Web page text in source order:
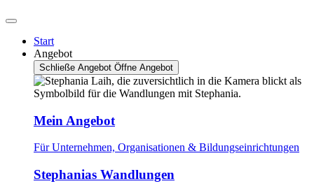
Start
Angebot
Schließe Angebot Öffne Angebot
Mein Angebot
Für Unternehmen, Organisationen & Bildungseinrichtungen
Stephanias Wandlungen